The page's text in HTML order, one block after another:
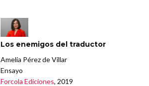
Los enemigos del traductor
Amelia Pérez de Villar
Ensayo
Forcola Ediciones, 2019